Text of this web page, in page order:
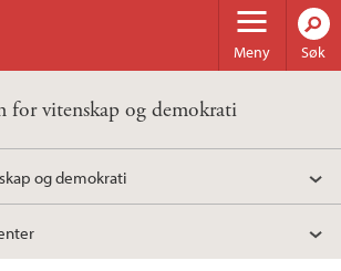
Meny Søk
for vitenskap og demokrati
og demokrati